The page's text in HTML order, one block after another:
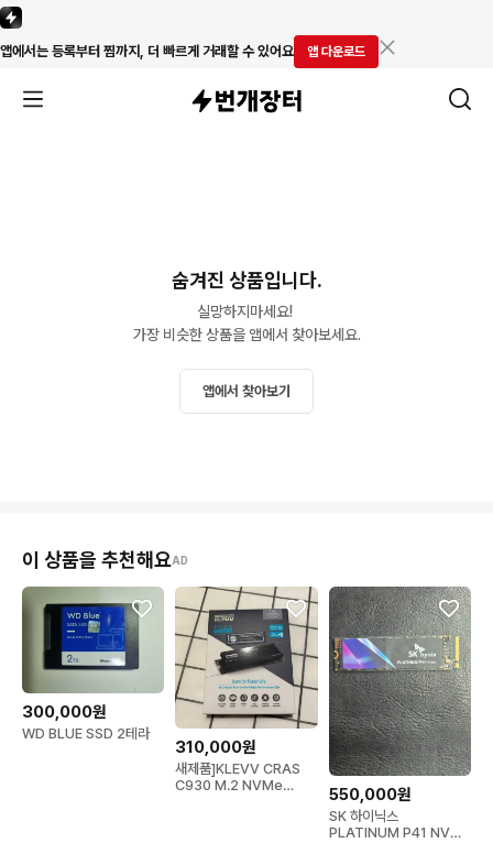
앱에서는 등록부터 찜까지, 더 빠르게 거래할 수 있어요 앱 다운로드
숨겨진 상품입니다.
실망하지마세요!
가장 비슷한 상품을 앱에서 찾아보세요.
앱에서 찾아보기
이 상품을 추천해요AD
300,000원
WD BLUE SSD 2테라
310,000원
새제품]KLEVV CRAS
C930 M.2 NVMe
550,000원
SK 하이닉스
PLATINUM P41 NVMe